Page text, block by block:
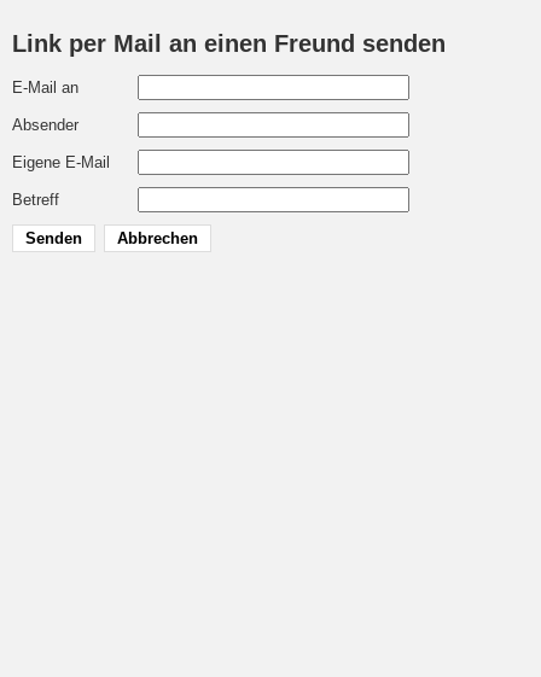
Link per Mail an einen Freund senden
E-Mail an
Absender
Eigene E-Mail
Betreff
Senden Abbrechen